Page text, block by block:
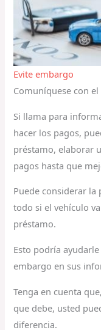
Evite embargo
Comuníquese con
Si llama para
hacer los pagos,
préstamo, elaborar
pagos hasta que
Puede considerar
todo si el vehículo
préstamo.
Esto podría
embargo en sus
Tenga en cuenta
que debe, usted
diferencia.